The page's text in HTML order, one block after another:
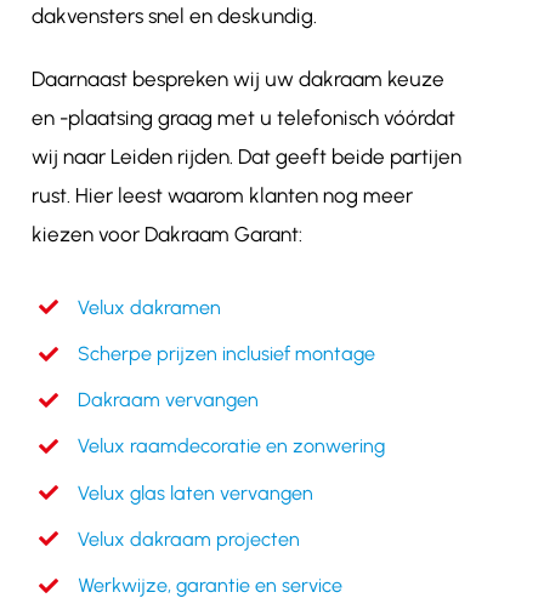
dakvensters snel en deskundig.
Daarnaast bespreken wij uw dakraam keuze
en -plaatsing graag met u telefonisch vóórdat
wij naar Leiden rijden. Dat geeft beide partijen
rust. Hier leest waarom klanten nog meer
kiezen voor Dakraam Garant:
Velux dakramen
Scherpe prijzen inclusief montage
Dakraam vervangen
Velux raamdecoratie en zonwering
Velux glas laten vervangen
Velux dakraam projecten
Werkwijze, garantie en service